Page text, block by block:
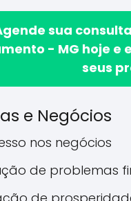
sua
- MG hoje e
seus
e Negócios
nos negócios
de problemas